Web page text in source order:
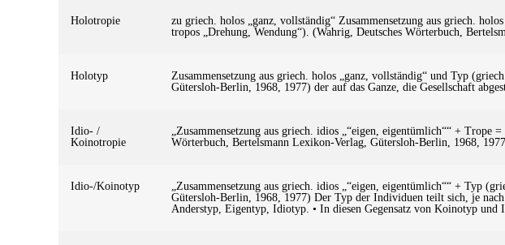
Holotropie
zu griech. holos „ganz, vollständig“ Zusammensetzung aus griech.
tropos „Drehung, Wendung“). (Wahrig, Deutsches Wörterbuch,
Holotyp
Zusammensetzung aus griech. holos „ganz, vollständig“ und Typ
Gütersloh-Berlin, 1968, 1977) der auf das Ganze, die Gesellschaft
Idio- /
Koinotropie
„Zusammensetzung aus griech. idios „“eigen, eigentümlich““ +
Wörterbuch, Bertelsmann Lexikon-Verlag, Gütersloh-Berlin, 1968,
Idio-/Koinotyp
„Zusammensetzung aus griech. idios „“eigen, eigentümlich““ + Typ
Gütersloh-Berlin, 1968, 1977) Der Typ der Individuen teilt sich, je
Anderstyp, Eigentyp, Idiotyp. • In diesen Gegensatz von Koinotyp